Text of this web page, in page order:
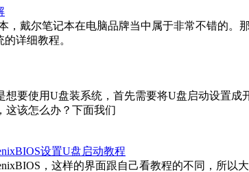
，戴尔笔记本在电脑品牌当中属于非常不错的。
详细教程。
要使用U盘装系统，首先需要将U盘启动设置成
这该怎么办？下面我们
设置U盘启动教程
，这样的界面跟自己看教程的不同，所以